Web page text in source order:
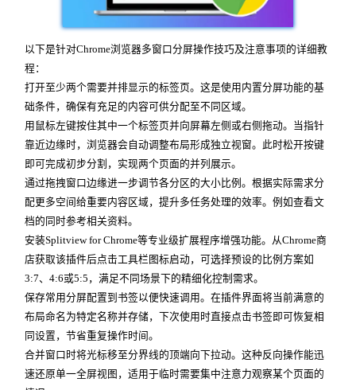
以下是针对Chrome浏览器多窗口分屏操作技巧及注意事项的详细教
程：
打开至少两个需要并排显示的标签页。这是使用内置分屏功能的基
础条件，确保有充足的内容可供分配至不同区域。
用鼠标左键按住其中一个标签页并向屏幕左侧或右侧拖动。当指针
靠近边缘时，浏览器会自动调整布局形成独立视窗。此时松开按键
即可完成初步分割，实现两个页面的并列展示。
通过拖拽窗口边缘进一步调节各分区的大小比例。根据实际需求分
配更多空间给重要内容区域，提升多任务处理的效率。例如查看文
档的同时参考相关资料。
安装Splitview for Chrome等专业级扩展程序增强功能。从Chrome商
店获取该插件后点击工具栏图标启动，可选择预设的比例方案如
3:7、4:6或5:5，满足不同场景下的精细化控制需求。
保存常用分屏配置到书签以便快速调用。在插件界面将当前满意的
布局命名为特定名称并存储，下次使用时直接点击书签即可恢复相
同设置，节省重复操作时间。
合并窗口时将光标移至分界线的顶端向下拉动。这种反向操作能迅
速还原单一全屏视图，适用于临时需要集中注意力观察某个页面的